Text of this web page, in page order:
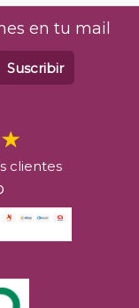
en tu mail
Suscribir
clientes